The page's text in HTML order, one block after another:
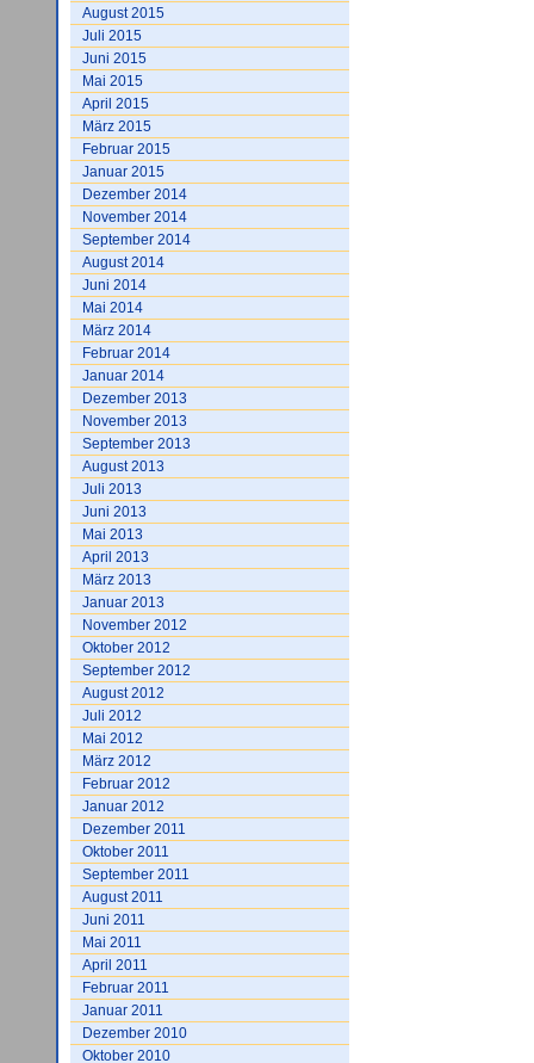
August 2015
Juli 2015
Juni 2015
Mai 2015
April 2015
März 2015
Februar 2015
Januar 2015
Dezember 2014
November 2014
September 2014
August 2014
Juni 2014
Mai 2014
März 2014
Februar 2014
Januar 2014
Dezember 2013
November 2013
September 2013
August 2013
Juli 2013
Juni 2013
Mai 2013
April 2013
März 2013
Januar 2013
November 2012
Oktober 2012
September 2012
August 2012
Juli 2012
Mai 2012
März 2012
Februar 2012
Januar 2012
Dezember 2011
Oktober 2011
September 2011
August 2011
Juni 2011
Mai 2011
April 2011
Februar 2011
Januar 2011
Dezember 2010
Oktober 2010